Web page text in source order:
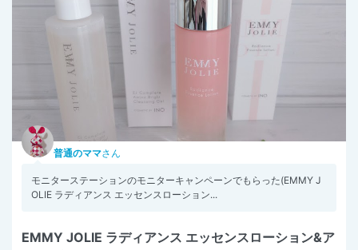
普通のママさん
モニターステーションのモニターキャンペーンでもらった(EMMY J
OLIE ラディアンス エッセンスローション...
EMMY JOLIE ラディアンス エッセンスローション&ア